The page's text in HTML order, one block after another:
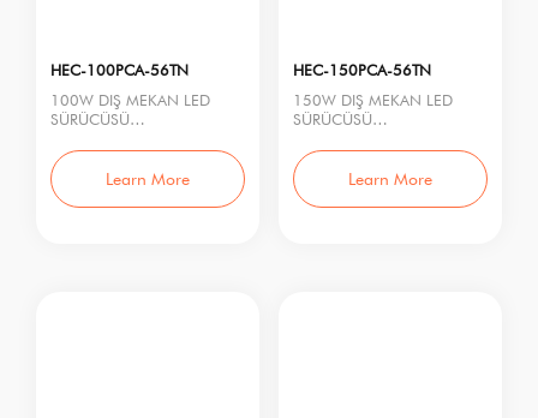
HEC-100PCA-56TN
100W DIŞ MEKAN LED
SÜRÜCÜSÜ
56TN
Nominal Güç: 100W
Giriş Gerili
Learn More
HEC-150PCA-56TN
150W DIŞ MEKAN LED
SÜRÜCÜSÜ
56TN
Nominal Güç: 150W
Giriş Gerili
Learn More